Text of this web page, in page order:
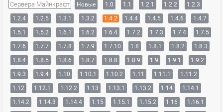
Сервера Майнкрафт Новые 1.0 1.1 1.2.1 1.2.2
1.2.3
1.2.4
1.2.5 1.3.1 1.3.2 1.4.2 1.4.4 1.4.5 1.4.6
1.4.7
1.5.1
1.5.2 1.6.1 1.6.2 1.6.4 1.7.2 1.7.3 1.7.4
1.7.5
1.7.6
1.7.7 1.7.8 1.7.9 1.7.10 1.8 1.8.1 1.8.2
1.8.3
1.8.4
1.8.5 1.8.6 1.8.7 1.8.8 1.8.9 1.9 1.9.1
1.9.2
1.9.3
1.9.4 1.10 1.10.1 1.10.2 1.11 1.11.1
1.11.2
1.12
1.12.1 1.12.2 1.13 1.13.1 1.13.2 1.14
1.14.1
1.14.2
1.14.3 1.14.4 1.15 1.15.1 1.15.2 1.16
1.16.1